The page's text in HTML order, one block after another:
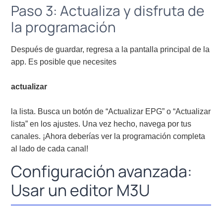
Paso 3: Actualiza y disfruta de
la programación
Después de guardar, regresa a la pantalla principal de la
app. Es posible que necesites
actualizar
la lista. Busca un botón de “Actualizar EPG” o “Actualizar
lista” en los ajustes. Una vez hecho, navega por tus
canales. ¡Ahora deberías ver la programación completa
al lado de cada canal!
Configuración avanzada:
Usar un editor M3U